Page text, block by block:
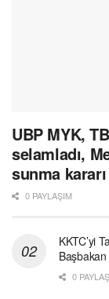
UBP MYK,
selamladı,
sunma kararı
0 PAYLAŞIM
KKTC’yi
Başbakan
0